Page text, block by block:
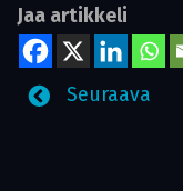
Jaa artikkeli
Seuraava